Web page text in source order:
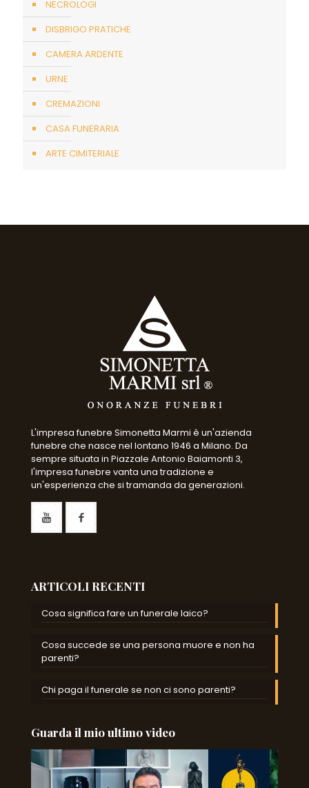
NECROLOGI
DISBRIGO PRATICHE
CAMERA ARDENTE
URNE
CREMAZIONI
CASA FUNERARIA
ARTE CIMITERIALE
L'impresa funebre Simonetta Marmi è un'azienda
funebre che nasce nel lontano 1946 a Milano. Da
sempre situata in Piazzale Antonio Baiamonti 3,
l'impresa funebre vanta una tradizione e
un'esperienza che si tramanda da generazioni.
ARTICOLI RECENTI
Cosa significa fare un funerale laico?
Cosa succede se una persona muore e non ha
parenti?
Chi paga il funerale se non ci sono parenti?
Guarda il mio ultimo video